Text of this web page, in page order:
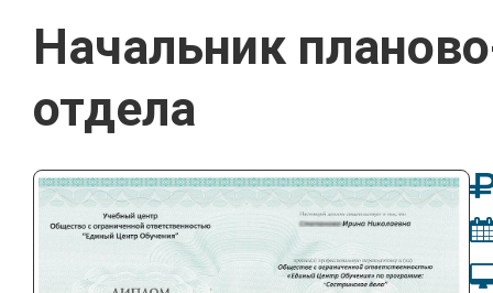
Начальник
отдела